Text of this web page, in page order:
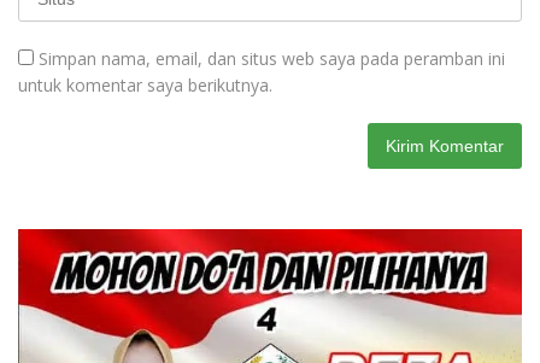
Simpan nama, email, dan situs web saya pada peramban ini
untuk komentar saya berikutnya.